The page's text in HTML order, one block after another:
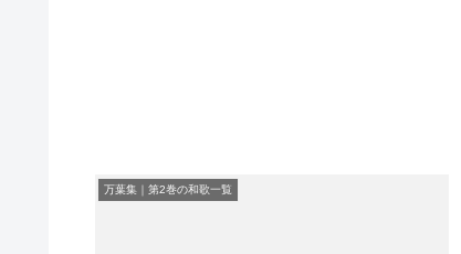
万葉集｜第2巻の和歌一覧